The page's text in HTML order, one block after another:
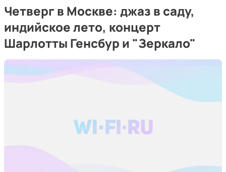
Четверг в Москве: джаз в саду,
индийское лето, концерт
Шарлотты Генсбур и "Зеркало"